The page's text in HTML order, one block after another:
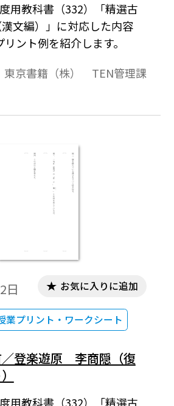
用教科書（332）「精選古
文編）」に対応した内容
ント例を紹介します。
東京書籍（株） TEN管理課
日
業プリント・ワークシート
お気に入りに追加
登楽遊原 李商隠（復
用教科書（332）「精選古